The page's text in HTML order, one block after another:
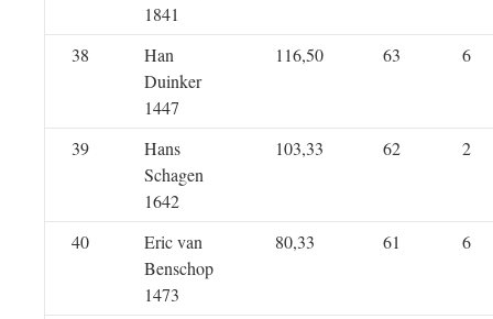
1841
38
Han
Duinker
1447
116,50 63 6
39
Hans
Schagen
1642
103,33 62 2
40
Eric van
Benschop
1473
80,33 61 6